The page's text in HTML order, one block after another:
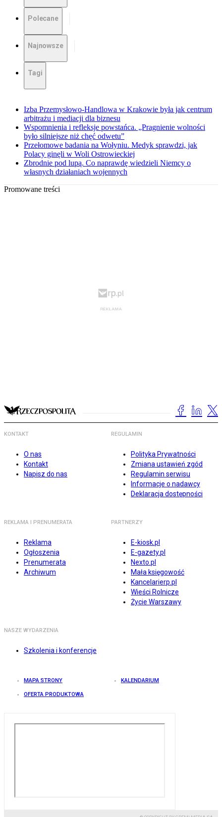
Polecane
Najnowsze
Tagi
Izba Przemysłowo-Handlowa w Krakowie była jak centrum
arbitrażu i mediacji dla biznesu
Wspomnienia i refleksje powstańca. „Pragnienie wolności
było silniejsze niż chęć odwetu”
Przełomowe badania na Wołyniu. Medyk sprawdzi, jak
Polacy ginęli w Woli Ostrowieckiej
Zbrodnie pod lupą. Co naprawdę wiedzieli Niemcy o
własnych działaniach wojennych
Promowane treści
KONTAKT
O nas
Kontakt
Napisz do nas
REGULAMIN
Polityka Prywatności
Zmiana ustawień zgód
Regulamin serwisu
Informacje o nadawcy
Deklaracja dostępności
REKLAMA I PRENUMERATA
Reklama
Ogłoszenia
Prenumerata
Archiwum
PARTNERZY
E-kiosk.pl
E-gazety.pl
Nexto.pl
Mała księgowość
Kancelarierp.pl
Wieści Rolnicze
Życie Warszawy
NASZE WYDARZENIA
Szkolenia i konferencje
MAPA STRONY KALENDARIUM
OFERTA PRODUKTOWA